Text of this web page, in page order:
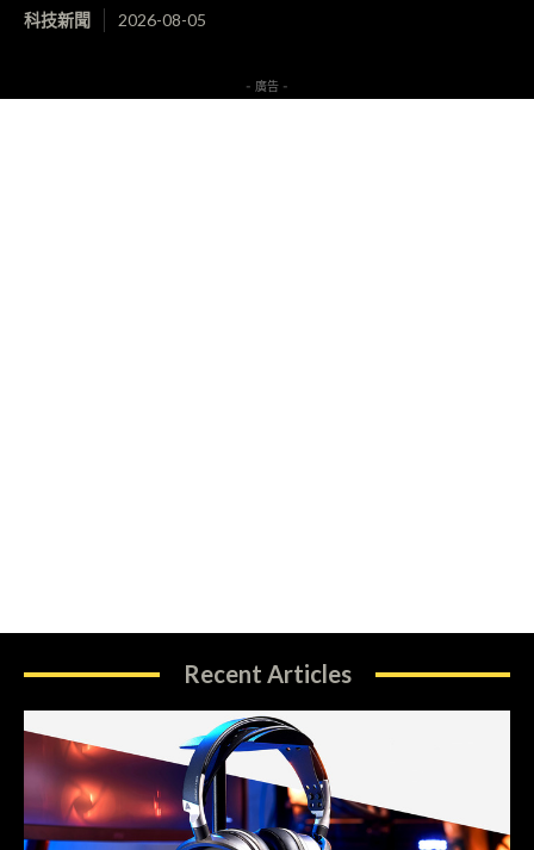
科技新聞 2026-08-05
- 廣告 -
Recent Articles